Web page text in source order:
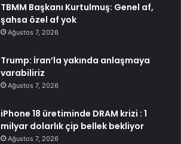
TBMM Başkanı Kurtulmuş: Genel af,
şahsa özel af yok
Ağustos 7, 2026
Trump: İran’la yakında anlaşmaya
varabiliriz
Ağustos 7, 2026
iPhone 18 üretiminde DRAM krizi : 1
milyar dolarlık çip bellek bekliyor
Ağustos 7, 2026